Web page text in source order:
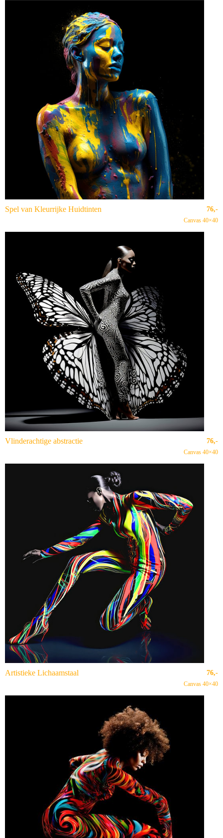
Spel van Kleurrijke Huidtinten 76,-
Canvas 40×40
Vlinderachtige abstractie 76,-
Canvas 40×40
Artistieke Lichaamstaal 76,-
Canvas 40×40